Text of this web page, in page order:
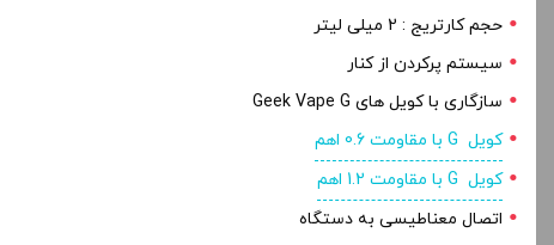
حجم کارتریج : 2 میلی لیتر
سیستم پرکردن از کنار
سازگاری با کویل های Geek Vape G
کویل G با مقاومت 0.6 اهم
کویل G با مقاومت 1.2 اهم
اتصال معناطیسی به دستگاه